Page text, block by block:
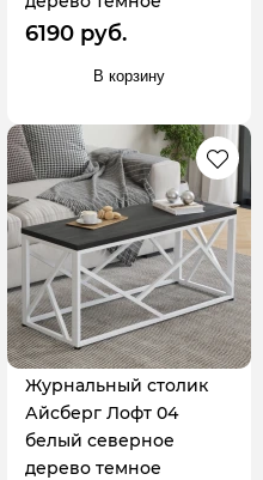
6190 руб.
В корзину
Журнальный столик
Айсберг Лофт 04
белый северное
дерево темное